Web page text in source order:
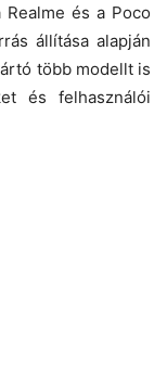
és a Poco
állítása alapján
több modellt is
és felhasználói